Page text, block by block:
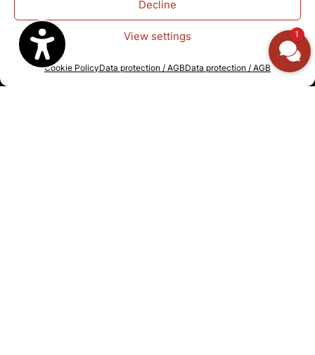
Decline
View settings
Cookie PolicyData protection / AGBData protection / AGB
We are committed to our environmental
responsibility and promote an understanding
of ecological interrelationships with very
specific measures!
1